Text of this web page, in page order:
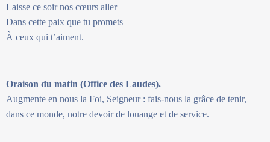
Laisse ce soir nos cœurs aller
Dans cette paix que tu promets
À ceux qui t’aiment.
Oraison du matin (Office des Laudes).
Augmente en nous la Foi, Seigneur : fais-nous la grâce de tenir,
dans ce monde, notre devoir de louange et de service.